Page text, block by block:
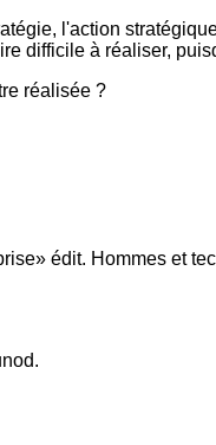
l'action
difficile à réaliser,
réalisée ?
édit. Hommes et